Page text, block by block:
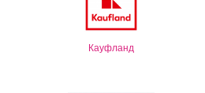
Кауфланд